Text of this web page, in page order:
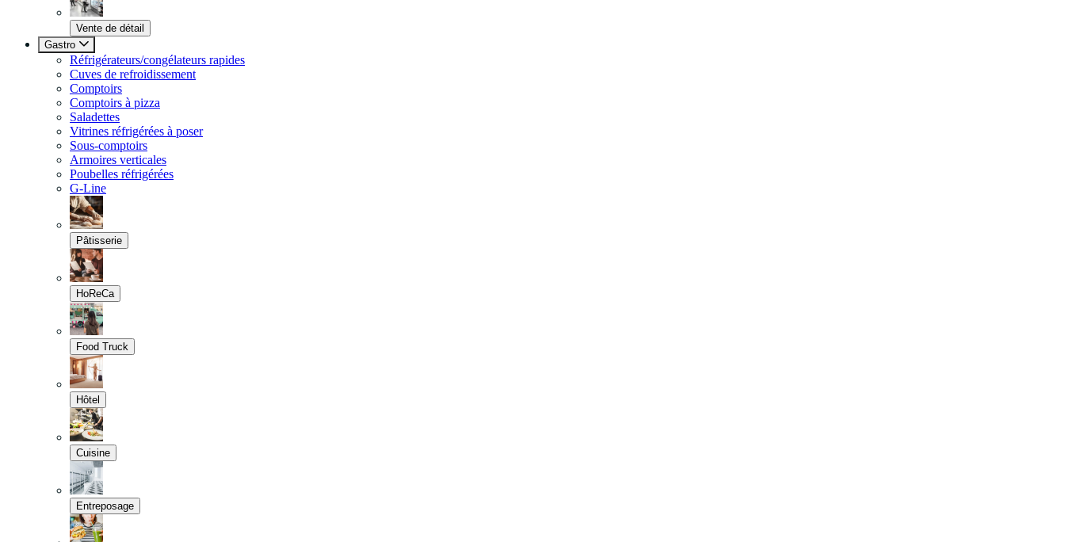
Vente de détail
Gastro
Réfrigérateurs/congélateurs rapides
Cuves de refroidissement
Comptoirs
Comptoirs à pizza
Saladettes
Vitrines réfrigérées à poser
Sous-comptoirs
Armoires verticales
Poubelles réfrigérées
G-Line
Pâtisserie
HoReCa
Food Truck
Hôtel
Cuisine
Entreposage